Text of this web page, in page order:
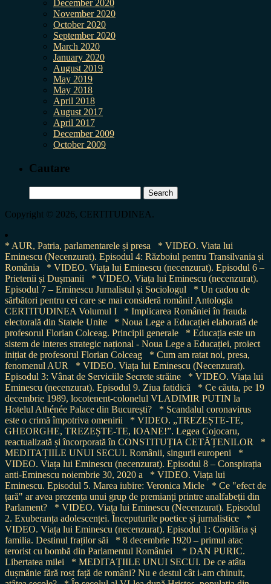
December 2020
November 2020
October 2020
September 2020
March 2020
January 2020
August 2019
May 2019
May 2018
April 2018
August 2017
April 2017
December 2009
October 2009
Cautare
for:
Copyright © 2026, CERTITUDINEA.
* AUR, Patria, parlamentarele și presa
* VIDEO. Viata lui
Eminescu (Necenzurat). Episodul 4: Războiul pentru Transilvania și
România
* VIDEO. Viața lui Eminescu (necenzurat). Episodul 6 –
Prietenii și Dușmanii
* VIDEO. Viața lui Eminescu (necenzurat).
Episodul 7 – Eminescu Jurnalistul și Sociologul
* Un cadou de
sărbători pentru cei care se mai consideră români! Antologia
CERTITUDINEA Volumul I
* Implicarea României în frauda
electorală din Statele Unite
* Noua Lege a Educației elaborată de
profesorul Florian Colceag. Principii generale
* Educația este un
sistem de interes strategic național - Noua Lege a Educației, proiect
inițiat de profesorul Florian Colceag
* Cum am ratat noi, presa,
fenomenul AUR
* VIDEO. Viața lui Eminescu (Necenzurat).
Episodul 3: Vânat de Serviciile Secrete străine
* VIDEO. Viața lui
Eminescu (necenzurat). Episodul 9. Ziua fatidică
* Ce căuta, pe 19
decembrie 1989, locotenent-colonelul VLADIMIR PUTIN la
Hotelul Athénée Palace din București?
* Scandalul coronavirus
este o crimă împotriva omenirii
* VIDEO. „TREZEȘTE-TE,
GHEORGHE, TREZEȘTE-TE, IOANE!”. Legea Cojocaru,
reactualizată și încorporată în CONSTITUȚIA CETĂȚENILOR
*
MEDITAȚIILE UNUI SECUI. Românii, singurii europeni
*
VIDEO. Viața lui Eminescu (necenzurat). Episodul 8 – Conspirația
anti-Eminescu noiembrie 30, 2020 a
* VIDEO. Viața lui
Eminescu. Episodul 5. Marea iubire: Veronica Micle
* Ce "efect de
țară" ar avea prezența unui grup de premianți printre analfabeții din
Parlament?
* VIDEO. Viața lui Eminescu (Necenzurat). Episodul
2. Exuberanța adolescenței. Începuturile poetice și jurnalistice
*
VIDEO. Viața lui Eminescu (necenzurat). Episodul 1: Copilăria și
familia. Destinul fraților săi
* 8 decembrie 1920 – primul atac
terorist cu bombă din Parlamentul României
* DAN PURIC.
Libertatea milei
* MEDITAȚIILE UNUI SECUI. De ce atâta
dușmănie fără rost față de români? Nu e destul cât i-am chinuit,